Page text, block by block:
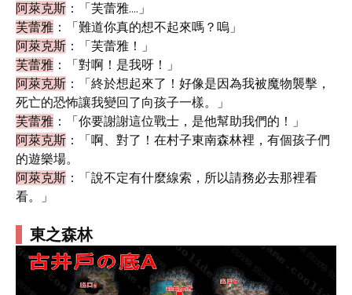
阿萊克斯 ：「芙蕾雅....」
芙蕾雅 ：「難道你真的想不起來嗎？嗚」
阿萊克斯 ：「芙蕾雅！」
芙蕾雅 ：「對啊！是我呀！」
阿萊克斯 ：「終於想起來了！好像是因為我被魔物襲擊，
死亡的恐怖讓我變回了向孩子一樣。」
芙蕾雅 ：「你要謝謝這位戰士，是他幫助我們的！」
阿萊克斯 ：「啊、對了！在村子東南森林裡，有個孩子們
的遊樂場。
阿萊克斯 ：「說不定有什麼線索，所以請務必去那裡看
看。」
東之森林